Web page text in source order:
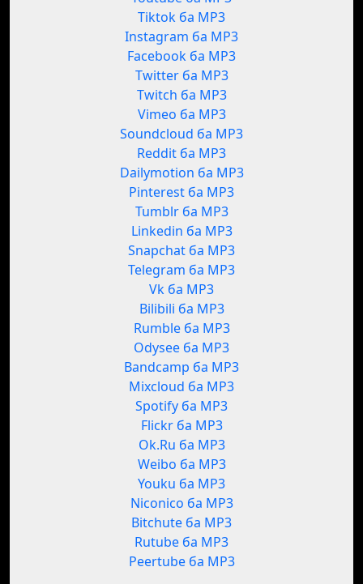
Tiktok ба MP3
Instagram ба MP3
Facebook ба MP3
Twitter ба MP3
Twitch ба MP3
Vimeo ба MP3
Soundcloud ба MP3
Reddit ба MP3
Dailymotion ба MP3
Pinterest ба MP3
Tumblr ба MP3
Linkedin ба MP3
Snapchat ба MP3
Telegram ба MP3
Vk ба MP3
Bilibili ба MP3
Rumble ба MP3
Odysee ба MP3
Bandcamp ба MP3
Mixcloud ба MP3
Spotify ба MP3
Flickr ба MP3
Ok.Ru ба MP3
Weibo ба MP3
Youku ба MP3
Niconico ба MP3
Bitchute ба MP3
Rutube ба MP3
Peertube ба MP3